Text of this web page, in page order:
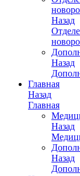
Назад
Назад
Главная
Назад
Главная
Назад
Назад